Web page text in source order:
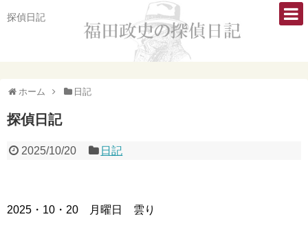
探偵日記
ホーム 日記
探偵日記
2025/10/20 日記
2025・10・20 月曜日 雲り